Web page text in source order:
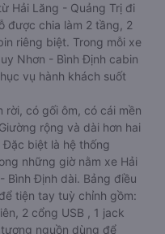
Hải Lăng - Quảng Trị đi
được chia làm 2 tầng, 2
riêng biệt. Trong mỗi xe
Nhơn - Bình Định cabin
vụ hành khách suốt
rời, có gối ôm, có cái mền
rộng và dài hơn hai
Đặc biệt là hệ thống
những giờ nằm xe Hải
Bình Định dài. Bảng điều
tiện tay tuỳ chỉnh gồm:
2 cổng USB , 1 jack
nguồn dùng để